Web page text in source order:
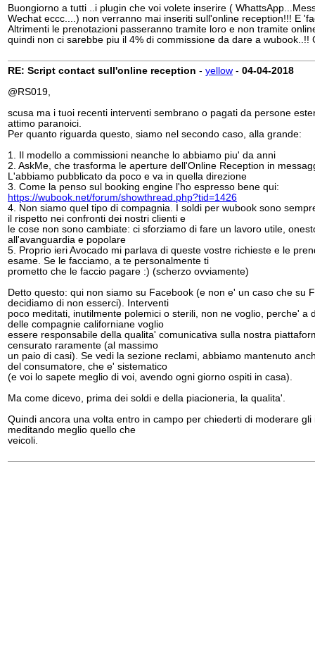
Buongiorno a tutti ..i plugin che voi volete inserire (
Wechat eccc....) non verranno mai inseriti sull'online reception!!! E
Altrimenti le prenotazioni passeranno tramite loro e non tramite
quindi non ci sarebbe piu il 4% di commissione da dare a wubook..!!
RE: Script contact sull'online reception - yellow - 04-04-2018
@RS019,
scusa ma i tuoi recenti interventi sembrano o pagati da persone
attimo paranoici.
Per quanto riguarda questo, siamo nel secondo caso, alla grande:
1. Il modello a commissioni neanche lo abbiamo piu' da anni
2. AskMe, che trasforma le aperture dell'Online Reception in
L'abbiamo pubblicato da poco e va in quella direzione
3. Come la penso sul booking engine l'ho espresso bene qui:
https://wubook.net/forum/showthread.php?tid=1426
4. Non siamo quel tipo di compagnia. I soldi per wubook sono
il rispetto nei confronti dei nostri clienti e
le cose non sono cambiate: ci sforziamo di fare un lavoro utile,
all'avanguardia e popolare
5. Proprio ieri Avocado mi parlava di queste vostre richieste e le
esame. Se le facciamo, a te personalmente ti
prometto che le faccio pagare :) (scherzo ovviamente)
Detto questo: qui non siamo su Facebook (e non e' un caso che su
decidiamo di non esserci). Interventi
poco meditati, inutilmente polemici o sterili, non ne voglio, perche' a
delle compagnie californiane voglio
essere responsabile della qualita' comunicativa sulla nostra
censurato raramente (al massimo
un paio di casi). Se vedi la sezione reclami, abbiamo mantenuto
del consumatore, che e' sistematico
(e voi lo sapete meglio di voi, avendo ogni giorno ospiti in casa).
Ma come dicevo, prima dei soldi e della piacioneria, la qualita'.
Quindi ancora una volta entro in campo per chiederti di moderare gli
meditando meglio quello che
veicoli.